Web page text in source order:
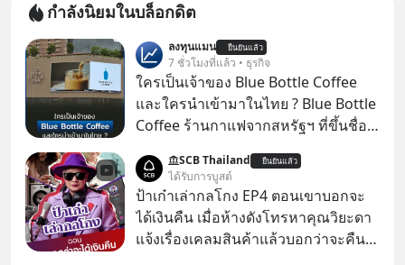
กำลังนิยมในบล็อกดิต
ลงทุนแมน ยืนยันแล้ว
7 ชั่วโมงที่แล้ว • ธุรกิจ
ใครเป็นเจ้าของ Blue Bottle Coffee
และใครนำเข้ามาในไทย ? Blue Bottle
Coffee ร้านกาแฟจากสหรัฐฯ ที่ขึ้นชื่อ
แรกในประเทศไทย ที่ Central Park
SCB Thailand ยืนยันแล้ว
ได้รับการบูสต์
ป้าเก๋าเล่ากลโกง EP4 ตอนเขาบอกจะ
ได้เงินคืน เมื่อห้างดังโทรหาคุณวิยะดา
แจ้งเรื่องเคลมสินค้าแล้วบอกว่าจะคืน